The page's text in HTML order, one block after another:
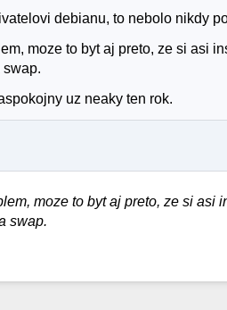
debianu, to nebolo nikdy
moze to byt aj preto, ze si asi
uz neaky ten rok.
moze to byt aj preto, ze si asi
swap.